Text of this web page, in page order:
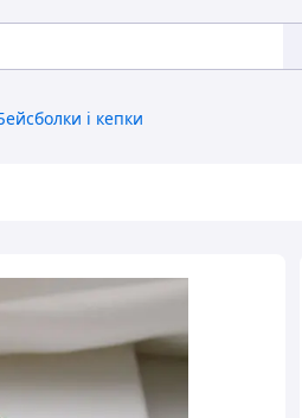
і кепки